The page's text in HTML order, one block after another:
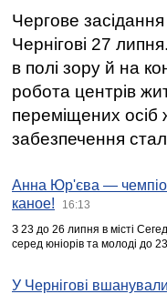
Чергове
Чернігові 27
в полі зору й на
робота центрів
переміщених осіб
забезпечення
Анна Юр'єва —
каное!
16:13
З 23 до 26 липня в місті
серед юніорів та молоді до
У Чернігові вшанували